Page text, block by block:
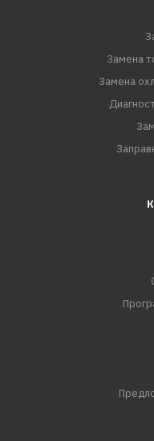
Замена
Замена